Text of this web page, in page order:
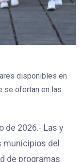
disponibles en
se ofertan en las
de 2026.- Las y
municipios del
de programas